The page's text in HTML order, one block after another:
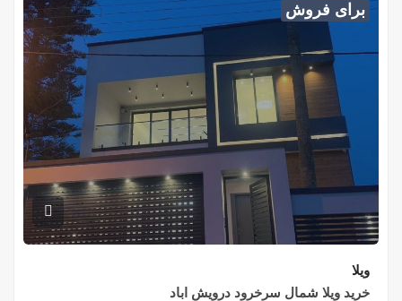
برای فروش
ویلا
خرید ویلا شمال سرخرود درویش اباد